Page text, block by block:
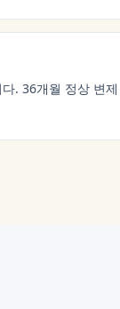
. 36개월 정상 변